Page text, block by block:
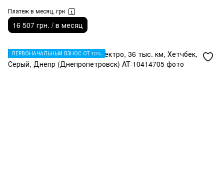
Платеж в месяц, грн
16 507 грн. / в месяц
ПЕРВОНАЧАЛЬНЫЙ ВЗНОС ОТ 10%